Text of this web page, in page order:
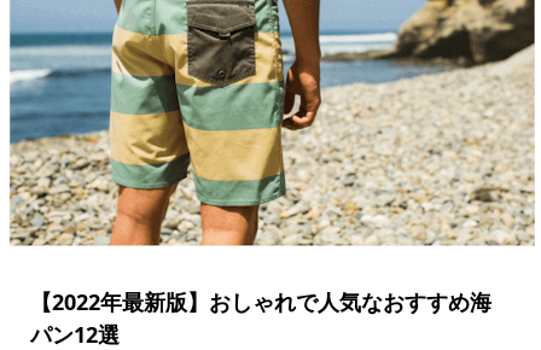
【2022年最新版】おしゃれで人気なおすすめ海
パン12選